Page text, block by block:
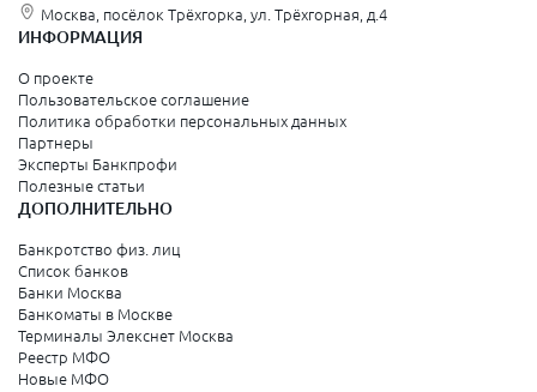
Зеленоград
Санкт-Петербург и Ленинградская область
Колпино
Санкт-Петербург
Краснодарский край
Армавир
Сочи
Москва, посёлок Трёхгорка, ул. Трёхгорная, д.4
ИНФОРМАЦИЯ
О проекте
Пользовательское соглашение
Политика обработки персональных данных
Партнеры
Эксперты Банкпрофи
Полезные статьи
ДОПОЛНИТЕЛЬНО
Банкротство физ. лиц
Список банков
Банки Москва
Банкоматы в Москве
Терминалы Элекснет Москва
Реестр МФО
Новые МФО